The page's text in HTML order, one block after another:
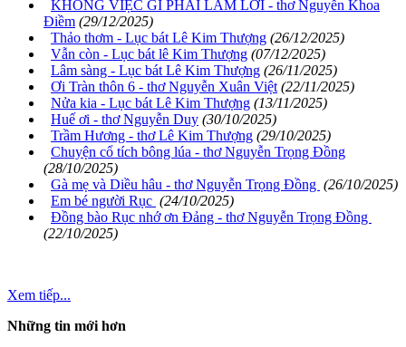
KHÔNG VIỆC GÌ PHẢI LẮM LỜI - thơ Nguyễn Khoa
Điềm (29/12/2025)
Thảo thơm - Lục bát Lê Kim Thượng (26/12/2025)
Vẫn còn - Lục bát lê Kim Thượng (07/12/2025)
Lâm sàng - Lục bát Lê Kim Thượng (26/11/2025)
Ơi Tràn thôn 6 - thơ Nguyễn Xuân Việt (22/11/2025)
Nửa kia - Lục bát Lê Kim Thượng (13/11/2025)
Huế ơi - thơ Nguyễn Duy (30/10/2025)
Trầm Hương - thơ Lê Kim Thượng (29/10/2025)
Chuyện cổ tích bông lúa - thơ Nguyễn Trọng Đồng
(28/10/2025)
Gà mẹ và Diều hâu - thơ Nguyễn Trọng Đồng (26/10/2025)
Em bé người Rục (24/10/2025)
Đồng bào Rục nhớ ơn Đảng - thơ Nguyễn Trọng Đồng
(22/10/2025)
Xem tiếp...
Những tin mới hơn